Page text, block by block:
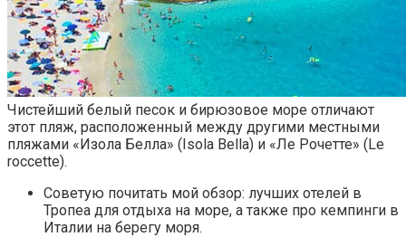
Чистейший белый песок и бирюзовое море отличают
этот пляж, расположенный между другими местными
пляжами «Изола Белла» (Isola Bella) и «Ле Рочетте» (Le
roccette).
Советую почитать мой обзор: лучших отелей в
Тропеа для отдыха на море, а также про кемпинги в
Италии на берегу моря.